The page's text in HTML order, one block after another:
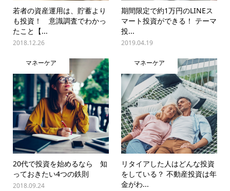
若者の資産運用は、貯蓄より
も投資！ 意識調査でわかっ
たこと【...
2018.12.26
期間限定で約1万円のLINEス
マート投資ができる！ テーマ
投...
2019.04.19
マネーケア
20代で投資を始めるなら 知
っておきたい4つの鉄則
2018.09.24
マネーケア
リタイアした人はどんな投資
をしている？ 不動産投資は年
金がわ...